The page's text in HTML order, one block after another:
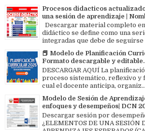
Procesos didacticos
una sesión de aprendizaje |
Descargar material completo
didáctico se define como una
integradas que debe de seguirse
📕 Modelo de Planificación
Formato descargable y editable.
DESCARGAR AQUÍ La
proceso sistemático, reflexivo y
cual el docente anticipa, organiz...
Modelo de Sesión de
enfoques y desempeños| DCN
Descargar sesión por
¿ELEMENTOS DE UNA SESIÓN